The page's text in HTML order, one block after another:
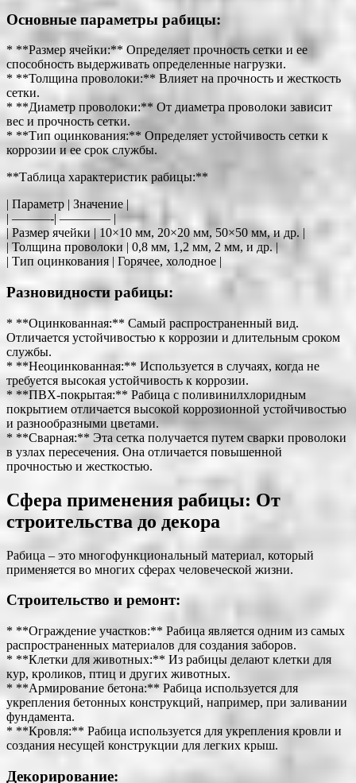
Основные параметры рабицы:
* **Размер ячейки:** Определяет прочность сетки и ее
способность выдерживать определенные нагрузки.
* **Толщина проволоки:** Влияет на прочность и жесткость
сетки.
* **Диаметр проволоки:** От диаметра проволоки зависит
вес и прочность сетки.
* **Тип оцинкования:** Определяет устойчивость сетки к
коррозии и ее срок службы.
**Таблица характеристик рабицы:**
| Параметр | Значение |
| ———-| ———— |
| Размер ячейки | 10×10 мм, 20×20 мм, 50×50 мм, и др. |
| Толщина проволоки | 0,8 мм, 1,2 мм, 2 мм, и др. |
| Тип оцинкования | Горячее, холодное |
Разновидности рабицы:
* **Оцинкованная:** Самый распространенный вид.
Отличается устойчивостью к коррозии и длительным сроком
службы.
* **Неоцинкованная:** Используется в случаях, когда не
требуется высокая устойчивость к коррозии.
* **ПВХ-покрытая:** Рабица с поливинилхлоридным
покрытием отличается высокой коррозионной устойчивостью
и разнообразными цветами.
* **Сварная:** Эта сетка получается путем сварки проволоки
в узлах пересечения. Она отличается повышенной
прочностью и жесткостью.
Сфера применения рабицы: От
строительства до декора
Рабица – это многофункциональный материал, который
применяется во многих сферах человеческой жизни.
Строительство и ремонт:
* **Ограждение участков:** Рабица является одним из самых
распространенных материалов для создания заборов.
* **Клетки для животных:** Из рабицы делают клетки для
кур, кроликов, птиц и других животных.
* **Армирование бетона:** Рабица используется для
укрепления бетонных конструкций, например, при заливании
фундамента.
* **Кровля:** Рабица используется для укрепления кровли и
создания несущей конструкции для легких крыш.
Декорирование: